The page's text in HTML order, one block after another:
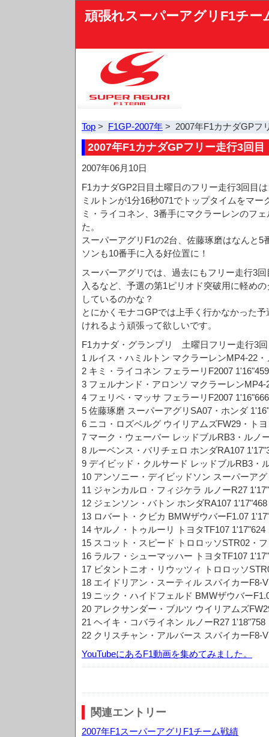
頑張れスーパーアグリF1チー
Top > F1GP-2007年 > 2007年F1カナダGPフ
2007年F1カナダGPフリー走行3回目
2007年06月10日
F1カナダGP2日目土曜日のフリー走行3回目
ミルトンが1分16秒071でトップタイムをマ
ミ・ライコネン、3番手にマクラーレンのフ
た。
スーパーアグリF1の2台、佐藤琢磨はなんと5
ソンも10番手に入る好位置に！
スーパーアグリでは、過去にもフリー走行3
入るなど、予選の第1ピリオド突破用に軽め
しているのかな？
とにかくモナコGPでは上手く行かなかった
けれるよう頑張って欲しいです。
F1カナダ・グランプリ 土曜日フリー走行3
1 ルイス・ハミルトン マクラーレンMP4-22
2 キミ・ライコネン フェラーリF2007 1'16"459
3 フェルナンド・アロンソ マクラーレンMP4-
4 フェリペ・マッサ フェラーリF2007 1'16"666
5 佐藤琢磨 スーパーアグリSA07・ホンダ
6 ニコ・ロズベルグ ウイリアムズFW29・ト
7 マーク・ウェーバー レッドブルRB3・ルノ
8 ルーベンス・バリチェロ ホンダRA107
9 デイビッド・クルサード レッドブルRB3・
10 アンソニー・デイビッドソン スーパーア
11 ジャンカルロ・フィジケラ ルノーR27
12 ジェンソン・バトン ホンダRA107 1'17"468
13 ロバート・クビカ BMWザウバーF1.07
14 ヤルノ・トゥルーリ トヨタTF107 1'17"624
15 スコット・スピード トロロッソSTR02・
16 ラルフ・シューマッハー トヨタTF107
17 ビタントニオ・リウッツィ トロロッソ
18 エイドリアン・スーティル スパイカーF8-
19 ニック・ハイドフェルド BMWザウバー
20 アレクサンダー・ブルツ ウイリアムズ
21 ヘイキ・コバライネン ルノーR27 1'18"758
22 クリスチャン・アルバース スパイカーF8-
YouTubeにあるF1動画を集めてみました。
関連エントリー
2007年F1スーパーアグリF1チーム戦績